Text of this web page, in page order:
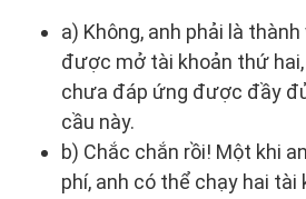
a) Không, anh phải là
được mở tài khoản thứ hai,
chưa đáp ứng được đầy
cầu này.
b) Chắc chắn rồi! Một khi
phí, anh có thể chạy hai tài